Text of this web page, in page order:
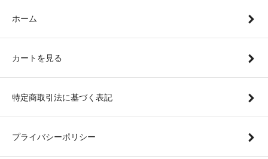
ホーム
カートを見る
特定商取引法に基づく表記
プライバシーポリシー